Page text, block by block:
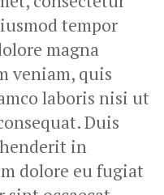
tempor
magna
veniam, quis
laboris nisi ut
Duis
in
dolore eu fugiat